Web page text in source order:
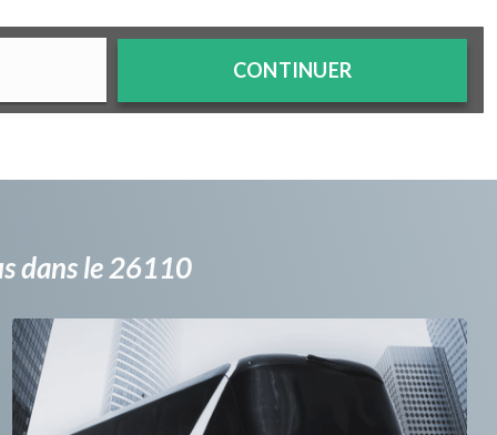
CONTINUER
dans le 26110